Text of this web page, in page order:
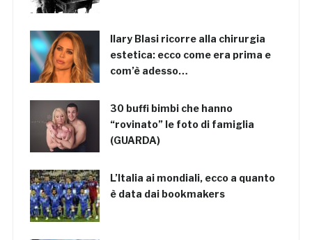
Ilary Blasi ricorre alla chirurgia
estetica: ecco come era prima e
com’è adesso…
30 buffi bimbi che hanno
“rovinato” le foto di famiglia
(GUARDA)
L’Italia ai mondiali, ecco a quanto
è data dai bookmakers